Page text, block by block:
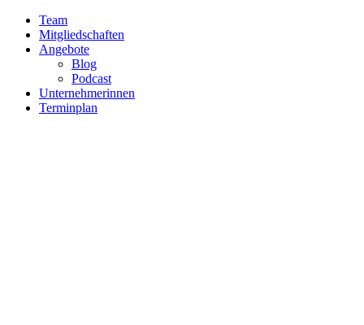
Team
Mitgliedschaften
Angebote
Blog
Podcast
Unternehmerinnen
Terminplan